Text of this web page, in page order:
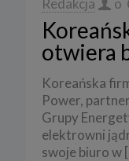
Redakcja o
otwiera
Koreańska
Power,
Grupy
elektrowni
swoje biuro w